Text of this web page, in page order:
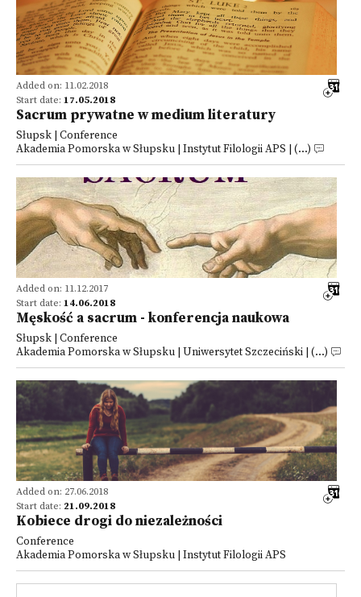
Added on: 11.02.2018
Start date: 17.05.2018
Sacrum prywatne w medium literatury
Słupsk | Conference
Akademia Pomorska w Słupsku | Instytut Filologii APS | (...)
Added on: 11.12.2017
Start date: 14.06.2018
Męskość a sacrum - konferencja naukowa
Słupsk | Conference
Akademia Pomorska w Słupsku | Uniwersytet Szczeciński | (...)
Added on: 27.06.2018
Start date: 21.09.2018
Kobiece drogi do niezależności
Conference
Akademia Pomorska w Słupsku | Instytut Filologii APS